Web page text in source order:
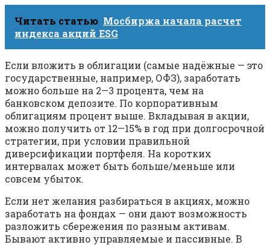
Читать статью Мосбиржа начала расчет
индекса акций ESG
Если вложить в облигации (самые надёжные — это
государственные, например, ОФЗ), заработать
можно больше на 2—3 процента, чем на
банковском депозите. По корпоративным
облигациям процент выше. Вкладывая в акции,
можно получить от 12—15% в год при долгосрочной
стратегии, при условии правильной
диверсификации портфеля. На коротких
интервалах может быть больше/меньше или
совсем убыток.
Если нет желания разбираться в акциях, можно
заработать на фондах — они дают возможность
разложить сбережения по разным активам.
Бывают активно управляемые и пассивные. В